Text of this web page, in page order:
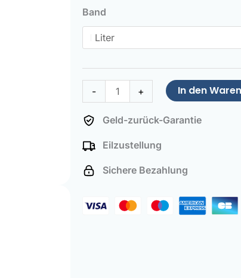
Band
-
Paint
grey
+ In den
Geld-zurück-Garantie
Eilzustellung
Sichere Bezahlung